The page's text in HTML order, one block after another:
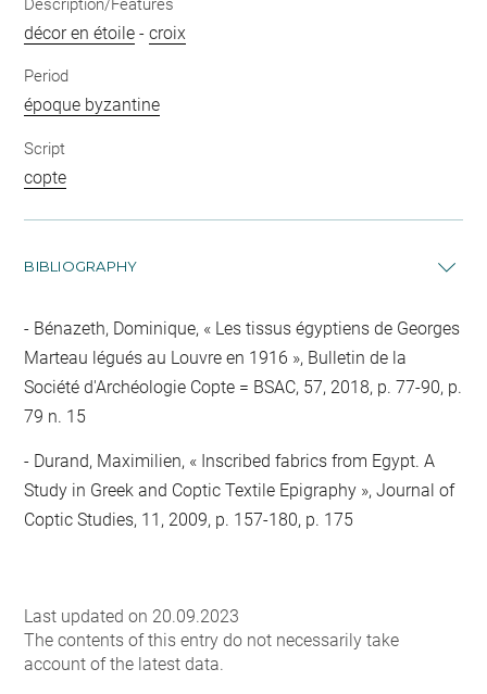
Description/Features
décor en étoile -croix
Period
époque byzantine
Script
copte
BIBLIOGRAPHY
Bénazeth, Dominique, « Les tissus égyptiens de Georges
Marteau légués au Louvre en 1916 », Bulletin de la
Société d'Archéologie Copte = BSAC, 57, 2018, p. 77-90, p.
79 n. 15
Durand, Maximilien, « Inscribed fabrics from Egypt. A
Study in Greek and Coptic Textile Epigraphy », Journal of
Coptic Studies, 11, 2009, p. 157-180, p. 175
Last updated on 20.09.2023
The contents of this entry do not necessarily take
account of the latest data.